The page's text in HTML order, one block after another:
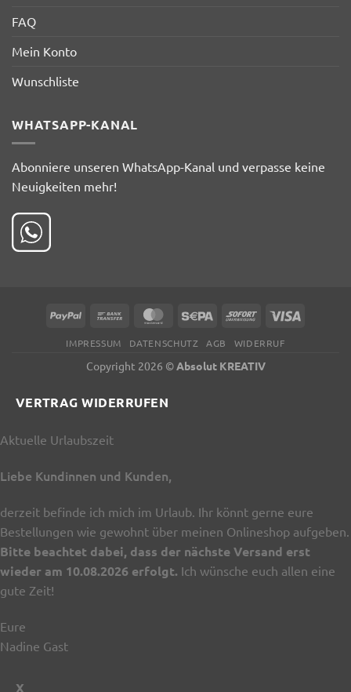
FAQ
Mein Konto
Wunschliste
WHATSAPP-KANAL
Abonniere unseren WhatsApp-Kanal und verpasse keine
Neuigkeiten mehr!
PayPal
Bank
MasterCardSepa Sofort
IMPRESSUM DATENSCHUTZ AGB WIDERRUF
Copyright 2026 ©Absolut KREATIV
VERTRAG WIDERRUFEN
Aktuelle Urlaubszeit
Liebe Kundinnen und Kunden,
derzeit befinde ich mich im Urlaub. Ihr könnt gerne eure
Bestellungen wie gewohnt über meinen Onlineshop aufgeben.
Bitte beachtet dabei, dass der nächste Versand erst
wieder am 10.08.2026 erfolgt. Ich wünsche euch allen eine
gute Zeit!
Eure
Nadine Gast
X